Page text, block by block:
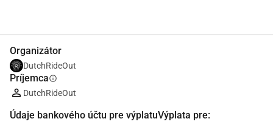
Organizátor
DutchRideOut
Príjemcainfo
DutchRideOut
Údaje bankového účtu pre výplatuVýplata pre: